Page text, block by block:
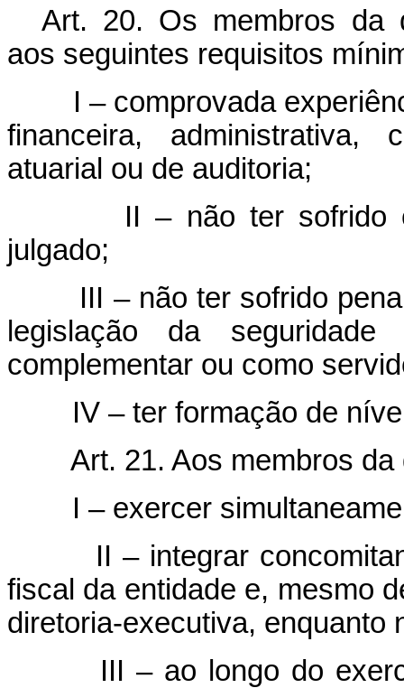
Art. 20. Os membros da
aos seguintes requisitos
I – comprovada
financeira, administrativa,
atuarial ou de auditoria;
II – não ter sofrido
julgado;
III – não ter sofrido
legislação da
complementar ou como
IV – ter formação de
Art. 21. Aos membros
I – exercer
II – integrar
fiscal da entidade e, mesmo
diretoria-executiva, enquanto
III – ao longo do